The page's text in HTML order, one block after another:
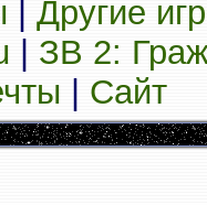
Другие
ЗВ 2:
Сайт